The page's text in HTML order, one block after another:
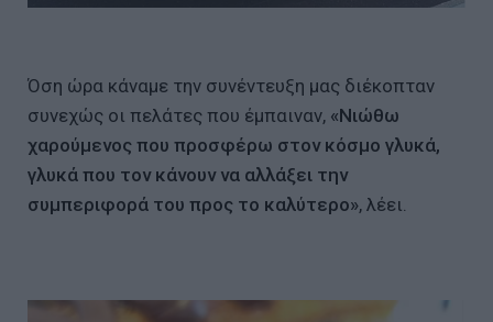
Όση ώρα κάναμε την συνέντευξη μας διέκοπταν
συνεχώς οι πελάτες που έμπαιναν, «Νιώθω
χαρούμενος που προσφέρω στον κόσμο γλυκά,
γλυκά που τον κάνουν να αλλάξει την
συμπεριφορά του προς το καλύτερο», λέει.